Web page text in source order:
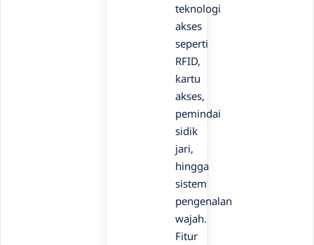
teknologi
akses
seperti
RFID,
kartu
akses,
pemindai
sidik
jari,
hingga
sistem
pengenalan
wajah.
Fitur